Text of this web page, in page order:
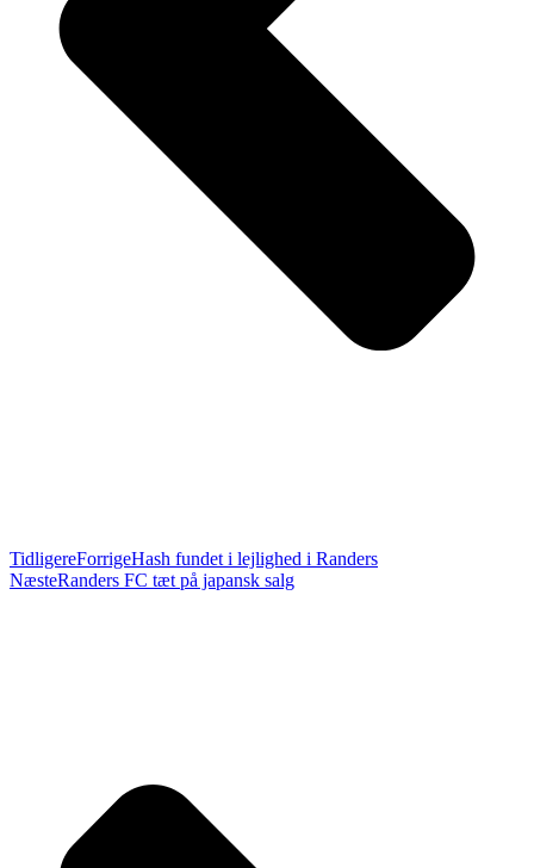
TidligereForrigeHash fundet i lejlighed i Randers
NæsteRanders FC tæt på japansk salg